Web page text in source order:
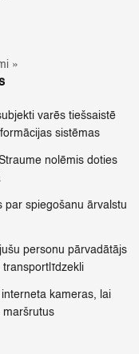
»
varēs tiešsaistē
sistēmas
nolēmis doties
par spiegošanu ārvalstu
personu pārvadātājs
transportlīdzekli
kameras, lai
maršrutus